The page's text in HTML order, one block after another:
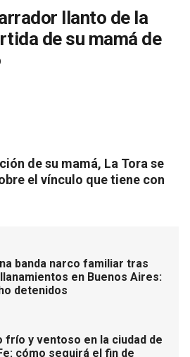
llanto de la
de su mamá de
de su mamá, La Tora se
el vínculo que tiene con
banda narco familiar tras
en Buenos Aires:
detenidos
frío y ventoso en la ciudad de
cómo seguirá el fin de